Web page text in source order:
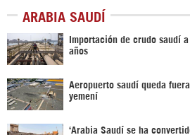
ARABIA SAUDÍ
Importación de crudo saudí
años
Aeropuerto saudí queda
yemení
‘Arabia Saudí se ha